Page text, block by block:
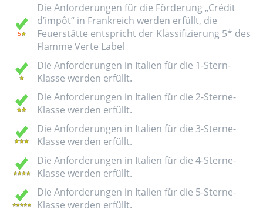
Die Anforderungen für die Förderung „Crédit
d’impôt“ in Frankreich werden erfüllt, die
Feuerstätte entspricht der Klassifizierung 5* des
Flamme Verte Label
Die Anforderungen in Italien für die 1-Stern-
Klasse werden erfüllt.
Die Anforderungen in Italien für die 2-Sterne-
Klasse werden erfüllt.
Die Anforderungen in Italien für die 3-Sterne-
Klasse werden erfüllt.
Die Anforderungen in Italien für die 4-Sterne-
Klasse werden erfüllt.
Die Anforderungen in Italien für die 5-Sterne-
Klasse werden erfüllt.